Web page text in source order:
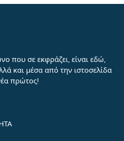
που σε εκφράζει, είναι εδώ,
και μέσα από την ιστοσελίδα
πρώτος!